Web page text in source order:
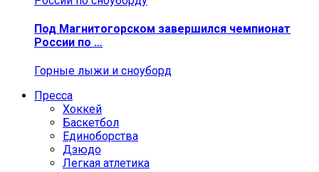
Под Магнитогорском завершился чемпионат
России по …
Горные лыжи и сноуборд
Пресса
Хоккей
Баскетбол
Единоборства
Дзюдо
Легкая атлетика